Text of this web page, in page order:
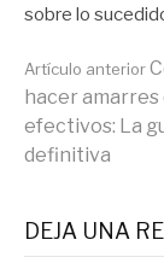
sobre lo
Artículo anterior
hacer amarres
efectivos: La
definitiva
DEJA UNA